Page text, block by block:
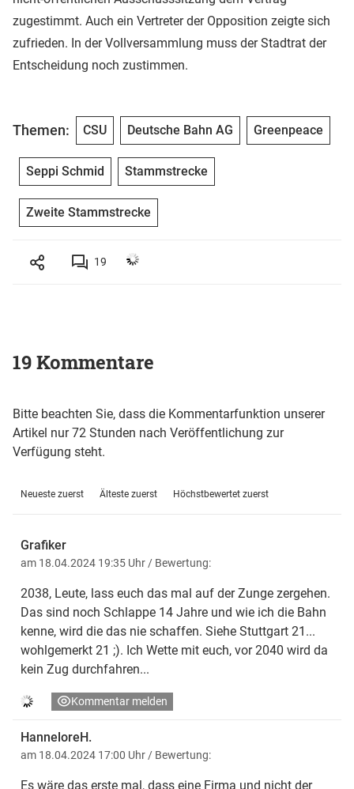
zugestimmt. Auch ein Vertreter der Opposition zeigte sich
zufrieden. In der Vollversammlung muss der Stadtrat der
Entscheidung noch zustimmen.
Themen: CSU Deutsche Bahn AG Greenpeace
Seppi Schmid Stammstrecke
Zweite Stammstrecke
19
19 Kommentare
Bitte beachten Sie, dass die Kommentarfunktion unserer
Artikel nur 72 Stunden nach Veröffentlichung zur
Verfügung steht.
Neueste zuerst Älteste zuerst Höchstbewertet zuerst
Grafiker
am 18.04.2024 19:35 Uhr / Bewertung:
2038, Leute, lass euch das mal auf der Zunge zergehen.
Das sind noch Schlappe 14 Jahre und wie ich die Bahn
kenne, wird die das nie schaffen. Siehe Stuttgart 21...
wohlgemerkt 21 ;). Ich Wette mit euch, vor 2040 wird da
kein Zug durchfahren...
Kommentar melden
HanneloreH.
am 18.04.2024 17:00 Uhr / Bewertung:
Es wäre das erste mal, dass eine Firma und nicht der